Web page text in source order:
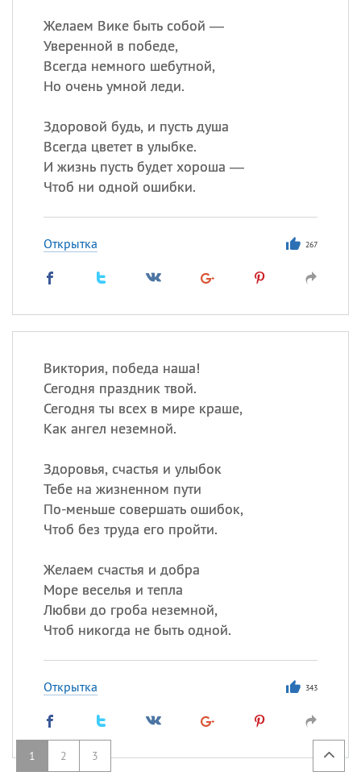
Желаем Вике быть собой —
Уверенной в победе,
Всегда немного шебутной,
Но очень умной леди.
Здоровой будь, и пусть душа
Всегда цветет в улыбке.
И жизнь пусть будет хороша —
Чтоб ни одной ошибки.
Открытка 267
Виктория, победа наша!
Сегодня праздник твой.
Сегодня ты всех в мире краше,
Как ангел неземной.
Здоровья, счастья и улыбок
Тебе на жизненном пути
По-меньше совершать ошибок,
Чтоб без труда его пройти.
Желаем счастья и добра
Море веселья и тепла
Любви до гроба неземной,
Чтоб никогда не быть одной.
Открытка 343
1 2 3